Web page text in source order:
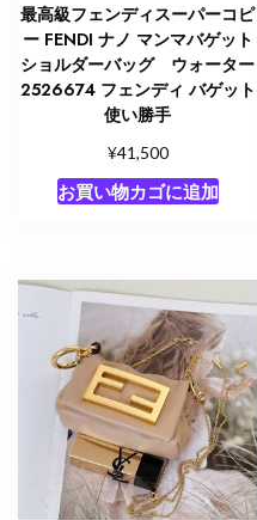
最高級フェンディスーパーコピ
ー FENDI ナノ マンマバゲット
ショルダーバッグ ウォーター
2526674 フェンディ バゲット
使い勝手
¥41,500
お買い物カゴに追加